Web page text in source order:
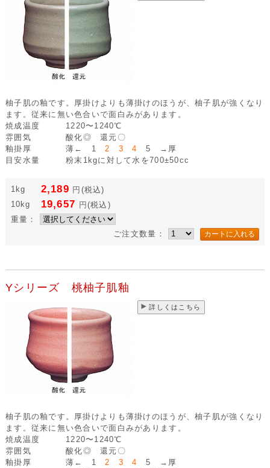
柚子肌の釉です。厚掛けよりも薄掛けのほうが、柚子肌が強くなり
ます。従来に無い色合いで面白みがあります。
焼成温度
1220〜1240℃
雰囲気
酸化◎ 還元〇
釉掛厚
薄← 12 3 4
5 →厚
目安水量
粉末1kgに対して水を700±50cc
1kg 2,189 円 (税込)
10kg
19,657 円(税込)
重量：
ご注文数量：
Yシリーズ 桃柚子肌釉
詳しくはこちら
柚子肌の釉です。厚掛けよりも薄掛けのほうが、柚子肌が強くなり
ます。従来に無い色合いで面白みがあります。
焼成温度
1220〜1240℃
雰囲気
酸化◎ 還元〇
釉掛厚
薄← 12 3 4
5 →厚